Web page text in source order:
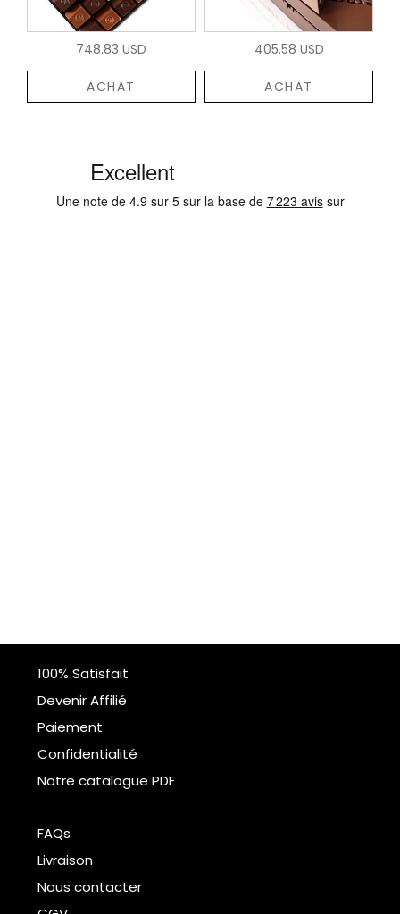
748.83 USD
ACHAT
405.58 USD
ACHAT
100% Satisfait
Devenir Affilié
Paiement
Confidentialité
Notre catalogue PDF
FAQs
Livraison
Nous contacter